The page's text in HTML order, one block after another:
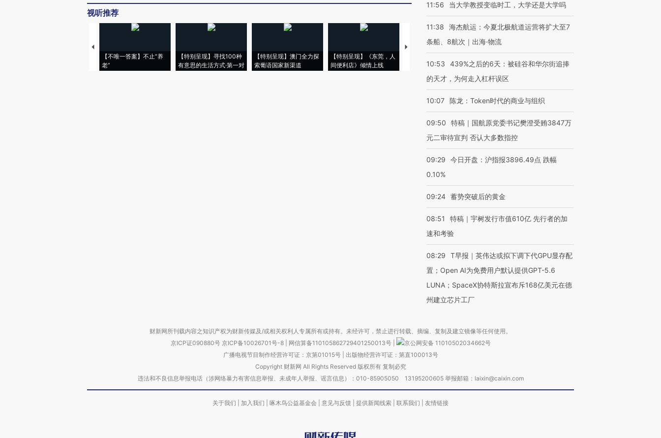
视听推荐
【不唯一答案】不止“养
老”
【特别呈现】寻找100种
有意思的生活方式·第一对
【特别呈现】澳门全力探
索葡语国家新渠道
【特别呈现】《东莞，人
间便利店》倾情上线
【推广】走进第四届链博
有意思的生活方式·第三对
住三大增长引擎是什么？
11:56 当大学教授变临时工，大学还是大学吗
11:38
海杰航运：今夏北极航道运营将扩大至7
条船、8航次｜出海·物流
10:53
439%之后的6天：被硅谷和华尔街追捧
的天才，为何走入杠杆误区
10:07 陈龙：Token时代的商业与组织
09:50
特稿｜国航原党委书记樊澄受贿3847万
元二审待宣判 否认大多数指控
09:29
今日开盘：沪指报3896.49点 跌幅
0.10%
09:24 蓄势突破后的黄金
08:51
特稿｜宇树发行市值610亿 先行者的加
速和考验
08:29
T早报｜英伟达或拟下调下代GPU显存配
置；Open AI为免费用户默认提供GPT-5.6
LUNA；SpaceX协特斯拉宣布斥168亿美元在德
州建立芯片工厂
财新网所刊载内容之知识产权为财新传媒及/或相关权利人专属所有或持有。未经许可，禁止进行转载、摘编、复制及建立镜像等任何使用。
京ICP证090880号 京ICP备10026701号-8 网信算备110105862729401250013号
京公网安备 11010502034662号
广播电视节目制作经营许可证：京第01015号| 出版物经营许可证：第直100013号
Copyright 财新网 All Rights Reserved 版权所有 复制必究
违法和不良信息举报电话（涉网络暴力有害信息举报、未成年人举报、谣言信息）：010-85905050 13195200605 举报邮箱：laixin@caixin.com
关于我们 加入我们 啄木鸟公益基金会 意见与反馈 提供新闻线索 联系我们 友情链接